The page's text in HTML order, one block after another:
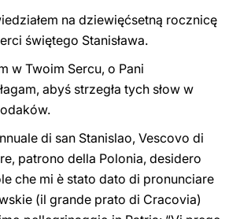
na dziewięćsetną rocznicę
świętego Stanisława.
w Twoim Sercu, o Pani
abyś strzegła tych słow w
di san Stanislao, Vescovo di
patrono della Polonia, desidero
che mi è stato dato di pronunciare
(il grande prato di Cracovia)